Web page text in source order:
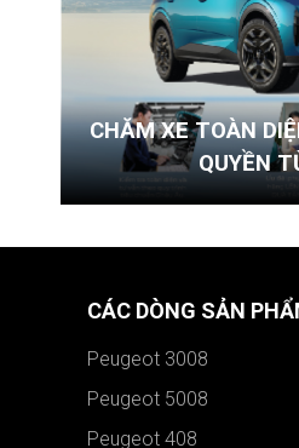
CHĂM XE TOÀN
QUYỀN
CÁC DÒNG SẢN
Peugeot 3008
Peugeot 5008
Peugeot 408